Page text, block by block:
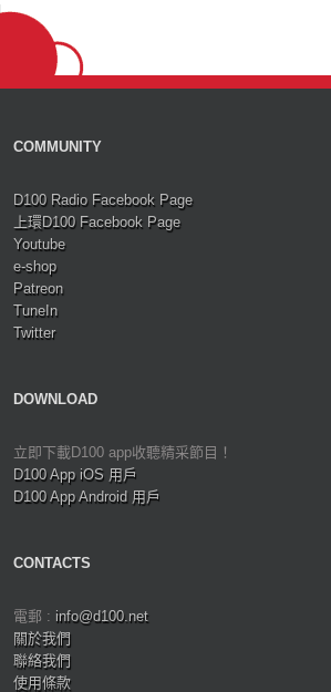
COMMUNITY
D100 Radio Facebook Page
上環D100 Facebook Page
Youtube
e-shop
Patreon
TuneIn
Twitter
DOWNLOAD
立即下載D100 app收聽精采節目！
D100 App iOS 用戶
D100 App Android 用戶
CONTACTS
電郵 : info@d100.net
關於我們
聯絡我們
使用條款